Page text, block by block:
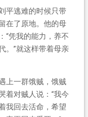
平逃难的时候只带
在了原地。他的母
“凭我的能力，养不
。”就这样带着母亲
上一群饿贼，饿贼
着对贼人说：“我今
我回去活命，希望